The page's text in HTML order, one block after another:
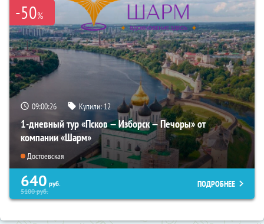
-50%
09:00:24 Купили:12
1-дневный тур «Псков — Изборск — Печоры» от
компании «Шарм»
Достоевская
640 руб.
5100руб.
ПОДРОБНЕЕ